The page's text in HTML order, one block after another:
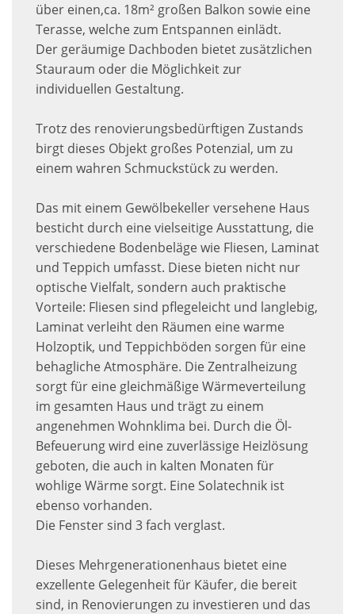
über einen,ca. 18m² großen Balkon sowie eine
Terasse, welche zum Entspannen einlädt.
Der geräumige Dachboden bietet zusätzlichen
Stauraum oder die Möglichkeit zur
individuellen Gestaltung.
Trotz des renovierungsbedürftigen Zustands
birgt dieses Objekt großes Potenzial, um zu
einem wahren Schmuckstück zu werden.
Das mit einem Gewölbekeller versehene Haus
besticht durch eine vielseitige Ausstattung, die
verschiedene Bodenbeläge wie Fliesen, Laminat
und Teppich umfasst. Diese bieten nicht nur
optische Vielfalt, sondern auch praktische
Vorteile: Fliesen sind pflegeleicht und langlebig,
Laminat verleiht den Räumen eine warme
Holzoptik, und Teppichböden sorgen für eine
behagliche Atmosphäre. Die Zentralheizung
sorgt für eine gleichmäßige Wärmeverteilung
im gesamten Haus und trägt zu einem
angenehmen Wohnklima bei. Durch die Öl-
Befeuerung wird eine zuverlässige Heizlösung
geboten, die auch in kalten Monaten für
wohlige Wärme sorgt. Eine Solatechnik ist
ebenso vorhanden.
Die Fenster sind 3 fach verglast.
Dieses Mehrgenerationenhaus bietet eine
exzellente Gelegenheit für Käufer, die bereit
sind, in Renovierungen zu investieren und das